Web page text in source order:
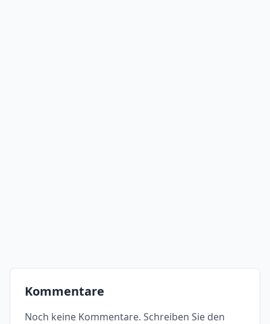
Kommentare
Noch keine Kommentare. Schreiben Sie den